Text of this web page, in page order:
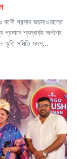
প্রসাদ জয়সাওয়ালের
শ্রদ্ধার্ঘ্য অর্পণের
স্মৃতি সমিতি সদস্...